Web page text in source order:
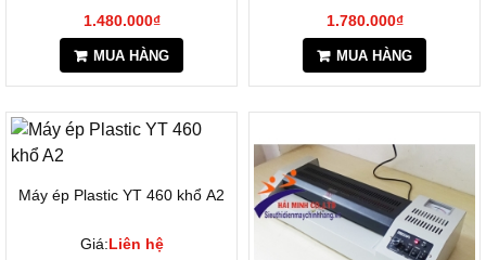
1.480.000₫
MUA HÀNG
1.780.000₫
MUA HÀNG
Máy ép Plastic YT 460 khổ A2
Giá:Liên hệ